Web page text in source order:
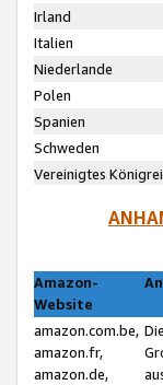
Irland
Italien
Niederlande
Polen
Spanien
Schweden
Vereinigtes
Amazon-
Website
amazon.com.be,
amazon.fr,
amazon.de,